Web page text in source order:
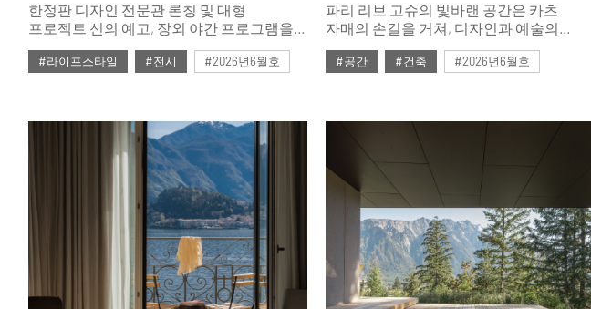
한정판 디자인 전문관 론칭 및 대형
프로젝트 신의 예고, 장외 야간 프로그램을
아우르는 다각적인 구성은 이곳이 광범위한
산업 생태계임을 공고히 했다.
#라이프스타일 #전시 #2026년6월호
파리 리브 고슈의 빛바랜 공간은 카츠
자매의 손길을 거쳐, 디자인과 예술의
경계를 유려하게 가로지르며 성공한 사업가
가족을 위한 아늑한 갤러리 홈으로
#공간 #건축 #2026년6월호